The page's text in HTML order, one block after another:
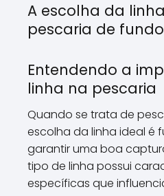
A escolha da
pescaria de fundo
Entendendo a
linha na pescaria
Quando se trata de
escolha da linha ideal é
garantir uma boa
tipo de linha possui
específicas que